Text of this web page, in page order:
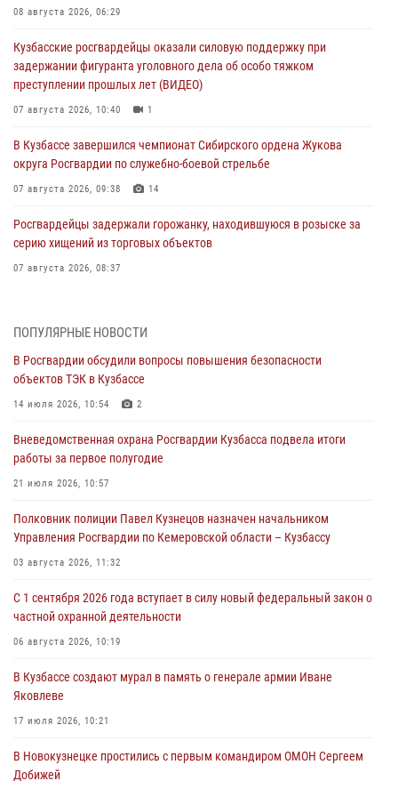
08 августа 2026, 06:29
Кузбасские росгвардейцы оказали силовую поддержку при
задержании фигуранта уголовного дела об особо тяжком
преступлении прошлых лет (ВИДЕО)
07 августа 2026, 10:40 1
В Кузбассе завершился чемпионат Сибирского ордена Жукова
округа Росгвардии по служебно-боевой стрельбе
07 августа 2026, 09:38 14
Росгвардейцы задержали горожанку, находившуюся в розыске за
серию хищений из торговых объектов
07 августа 2026, 08:37
Росгвардейцы обеспечили безопасность «Поезда Победы» в
Кузбассе
Генерал-полковник Олег Плохой поздравил специалистов
организационно-штатных подразделений Росгвардии с
07 августа 2026, 05:32
С 1 сентября 2026 года вступает в силу новый федеральный закон о
06 августа 2026, 10:19
Росгвардейцы задержали предполагаемого виновника причинения
06 августа 2026, 09:18
ПОПУЛЯРНЫЕ НОВОСТИ
В Росгвардии обсудили вопросы повышения безопасности
объектов ТЭК в Кузбассе
14 июля 2026, 10:54 2
Вневедомственная охрана Росгвардии Кузбасса подвела итоги
работы за первое полугодие
21 июля 2026, 10:57
Полковник полиции Павел Кузнецов назначен начальником
Управления Росгвардии по Кемеровской области – Кузбассу
03 августа 2026, 11:32
С 1 сентября 2026 года вступает в силу новый федеральный закон о
частной охранной деятельности
06 августа 2026, 10:19
В Кузбассе создают мурал в память о генерале армии Иване
Яковлеве
17 июля 2026, 10:21
В Новокузнецке простились с первым командиром ОМОН Сергеем
Добижей